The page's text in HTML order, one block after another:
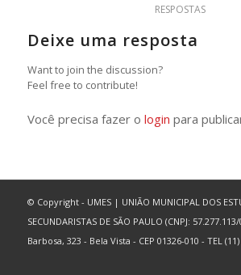
RESPOSTAS
Deixe uma resposta
Want to join the discussion?
Feel free to contribute!
Você precisa fazer o login para
© Copyright - UMES | UNIÃO MUNICIPAL DOS
SECUNDARISTAS DE SÃO PAULO (CNPJ:
Barbosa, 323 - Bela Vista - CEP 01326-010 - TEL